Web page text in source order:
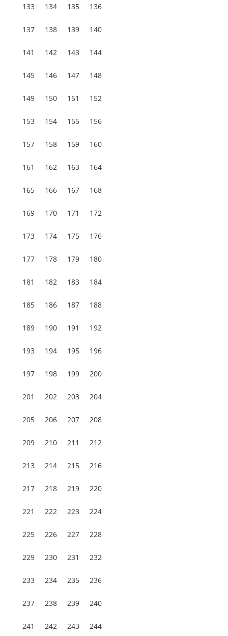
133 134 135 136
137 138 139 140
141 142 143 144
145 146 147 148
149 150 151 152
153 154 155 156
157 158 159 160
161 162 163 164
165 166 167 168
169 170 171 172
173 174 175 176
177 178 179 180
181 182 183 184
185 186 187 188
189 190 191 192
193 194 195 196
197 198 199 200
201 202 203 204
205 206 207 208
209 210 211 212
213 214 215 216
217 218 219 220
221 222 223 224
225 226 227 228
229 230 231 232
233 234 235 236
237 238 239 240
241 242 243 244